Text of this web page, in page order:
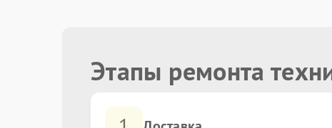
Этапы ремонта